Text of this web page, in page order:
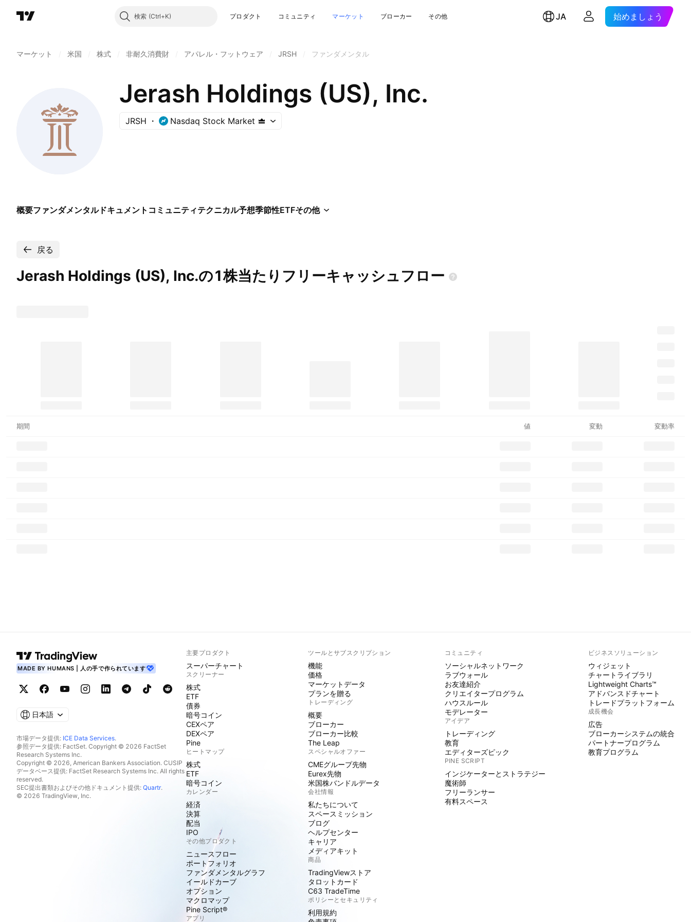
検索 プロダクト コミュニティ マーケット ブローカー その他 JA 始めましょう
マーケット 米国 株式 非耐久消費財 アパレル・フットウェア JRSH ファンダメンタル
Jerash Holdings (US), Inc.
JRSH Nasdaq Stock Market
概要ファンダメンタルドキュメント コミュニティテクニカル予想季節性ETFその他
戻る
Jerash Holdings (US), Inc.の1株当たりフリーキャッシュフロー
期間 値 変動 変動率
MADE BY HUMANS | 人の手で作られています
日本語
市場データ提供: ICE Data Services.
参照データ提供: FactSet. Copyright © 2026 FactSet
Research Systems Inc.
Copyright © 2026, American Bankers Association. CUSIP
データベース提供: FactSet Research Systems Inc. All rights
reserved.
SEC提出書類およびその他ドキュメント提供: Quartr.
© 2026 TradingView, Inc.
主要プロダクト
スーパーチャート
スクリーナー
株式
ETF
債券
暗号コイン
CEXペア
DEXペア
Pine
ヒートマップ
株式
ETF
暗号コイン
カレンダー
経済
決算
配当
IPO
その他プロダクト
ニュースフロー
ポートフォリオ
ファンダメンタルグラフ
イールドカーブ
オプション
マクロマップ
Pine Script®
アプリ
ツールとサブスクリプション
機能
価格
マーケットデータ
プランを贈る
トレーディング
概要
ブローカー
ブローカー比較
The Leap
スペシャルオファー
CMEグループ先物
Eurex先物
米国株バンドルデータ
会社情報
私たちについて
スペースミッション
ブログ
ヘルプセンター
キャリア
メディアキット
商品
TradingViewストア
タロットカード
C63 TradeTime
ポリシーとセキュリティ
利用規約
コミュニティ
ソーシャルネットワーク
ラブウォール
お友達紹介
クリエイタープログラム
ハウスルール
モデレーター
アイデア
トレーディング
教育
エディターズピック
PINE SCRIPT
インジケーターとストラテジー
魔術師
フリーランサー
有料スペース
ビジネスソリューション
ウィジェット
チャートライブラリ
Lightweight Charts™
アドバンスドチャート
トレードプラットフォーム
成長機会
広告
ブローカーシステムの統合
パートナープログラム
教育プログラム